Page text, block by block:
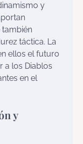
y
táctica. La
ellos el futuro
a los Diablos
en el
y